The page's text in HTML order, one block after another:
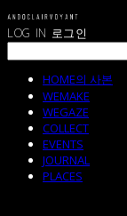
LOG IN 로그인
HOME의 사본
WEMAKE
WEGAZE
COLLECT
EVENTS
JOURNAL
PLACES